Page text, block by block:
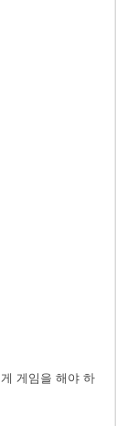
게임을 해야 하